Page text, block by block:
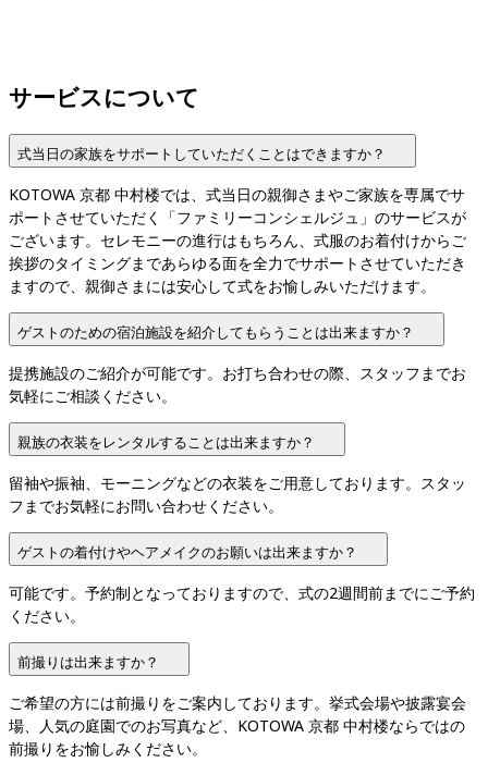
サービスについて
式当日の家族をサポートしていただくことはできますか？
KOTOWA 京都 中村楼では、式当日の親御さまやご家族を専属でサ
ポートさせていただく「ファミリーコンシェルジュ」のサービスが
ございます。セレモニーの進行はもちろん、式服のお着付けからご
挨拶のタイミングまであらゆる面を全力でサポートさせていただき
ますので、親御さまには安心して式をお愉しみいただけます。
ゲストのための宿泊施設を紹介してもらうことは出来ますか？
提携施設のご紹介が可能です。お打ち合わせの際、スタッフまでお
気軽にご相談ください。
親族の衣装をレンタルすることは出来ますか？
留袖や振袖、モーニングなどの衣装をご用意しております。スタッ
フまでお気軽にお問い合わせください。
ゲストの着付けやヘアメイクのお願いは出来ますか？
可能です。予約制となっておりますので、式の2週間前までにご予約
ください。
前撮りは出来ますか？
ご希望の方には前撮りをご案内しております。挙式会場や披露宴会
場、人気の庭園でのお写真など、KOTOWA 京都 中村楼ならではの
前撮りをお愉しみください。